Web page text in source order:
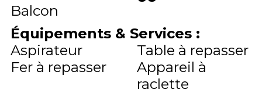
Balcon
Équipements & Services :
Aspirateur
Table à repasser
Fer à repasser
Appareil à
raclette